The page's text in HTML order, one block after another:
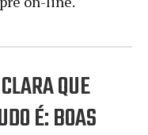
QUE
É: BOAS